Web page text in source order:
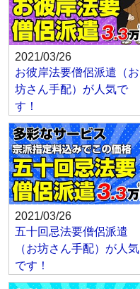
2021/03/26
お彼岸法要僧侶派遣（お
坊さん手配）が人気で
す！
2021/03/26
五十回忌法要僧侶派遣
（お坊さん手配）が人気
です！